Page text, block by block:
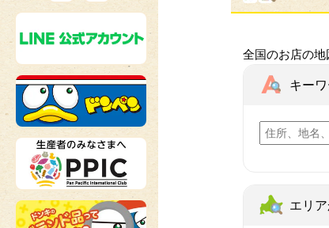
全国のお店の地
キー
エリ